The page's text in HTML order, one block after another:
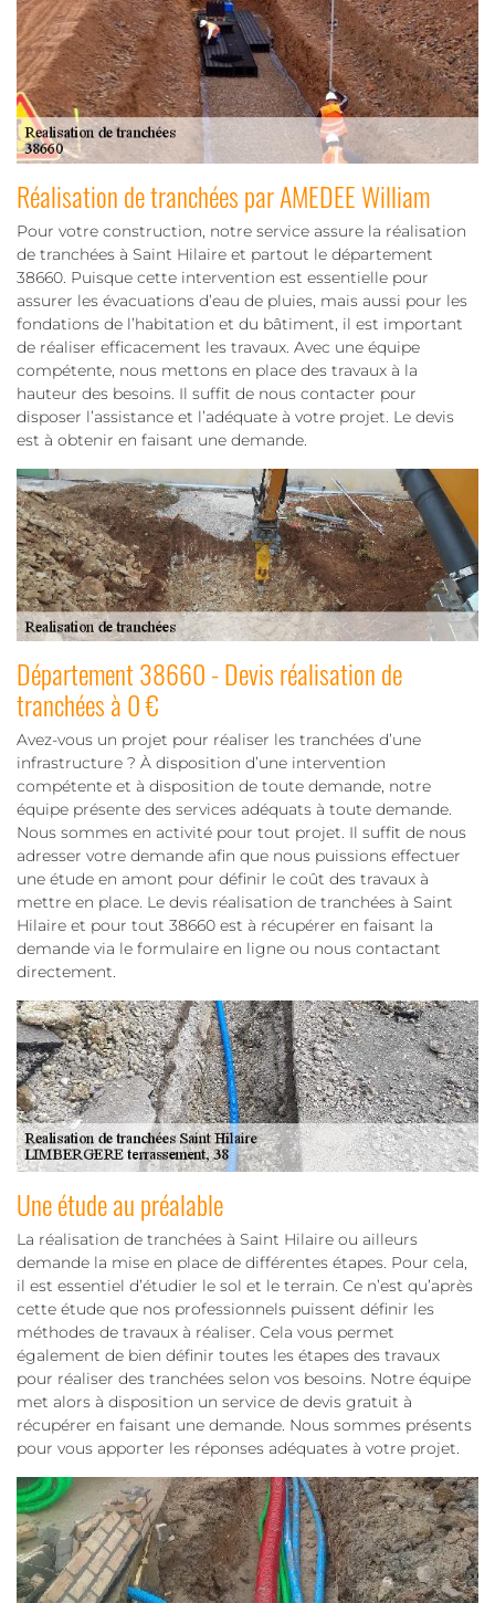
Réalisation de tranchées par AMEDEE William
Pour votre construction, notre service assure la réalisation
de tranchées à Saint Hilaire et partout le département
38660. Puisque cette intervention est essentielle pour
assurer les évacuations d’eau de pluies, mais aussi pour les
fondations de l’habitation et du bâtiment, il est important
de réaliser efficacement les travaux. Avec une équipe
compétente, nous mettons en place des travaux à la
hauteur des besoins. Il suffit de nous contacter pour
disposer l’assistance et l’adéquate à votre projet. Le devis
est à obtenir en faisant une demande.
Département 38660 - Devis réalisation de
tranchées à 0 €
Avez-vous un projet pour réaliser les tranchées d’une
infrastructure ? À disposition d’une intervention
compétente et à disposition de toute demande, notre
équipe présente des services adéquats à toute demande.
Nous sommes en activité pour tout projet. Il suffit de nous
adresser votre demande afin que nous puissions effectuer
une étude en amont pour définir le coût des travaux à
mettre en place. Le devis réalisation de tranchées à Saint
Hilaire et pour tout 38660 est à récupérer en faisant la
demande via le formulaire en ligne ou nous contactant
directement.
Une étude au préalable
La réalisation de tranchées à Saint Hilaire ou ailleurs
demande la mise en place de différentes étapes. Pour cela,
il est essentiel d’étudier le sol et le terrain. Ce n’est qu’après
cette étude que nos professionnels puissent définir les
méthodes de travaux à réaliser. Cela vous permet
également de bien définir toutes les étapes des travaux
pour réaliser des tranchées selon vos besoins. Notre équipe
met alors à disposition un service de devis gratuit à
récupérer en faisant une demande. Nous sommes présents
pour vous apporter les réponses adéquates à votre projet.